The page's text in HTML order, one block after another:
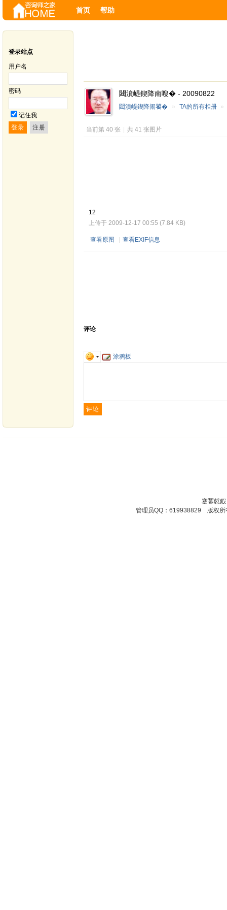
首页 帮助
登录站点
用户名
密码
记住我
閮濆崼鍥降南嗖� - 20090822
閮濆崼鍥降闹饕� » TA的所有相册 »
当前第 40 张 共 41 张图片
12
上传于 2009-12-17 00:55 (7.84 KB)
查看原图 查看EXIF信息
评论
涂鸦板
蹇冪悊
管理员QQ：619938829 版权